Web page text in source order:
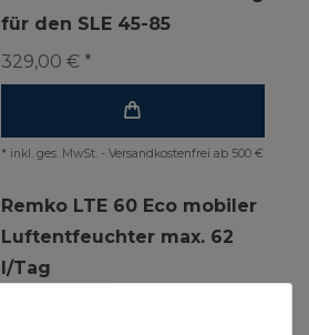
für den SLE 45-85
329,00 € *
* inkl. ges. MwSt. - Versandkostenfrei ab 500 €
Remko LTE 60 Eco mobiler
Luftentfeuchter max. 62
l/Tag